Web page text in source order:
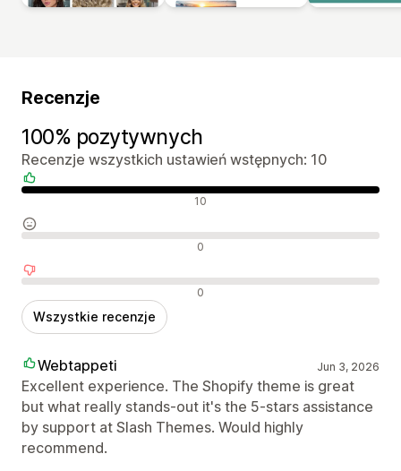
Recenzje
100% pozytywnych
Recenzje wszystkich ustawień wstępnych: 10
Pozytywne recenzje 10
Neutralne recenzje 0
Negatywne recenzje 0
Wszystkie recenzje
Webtappeti Jun 3, 2026
Excellent experience. The Shopify theme is great
but what really stands-out it's the 5-stars assistance
by support at Slash Themes. Would highly
recommend.